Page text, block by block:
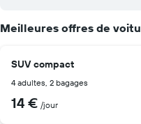
Meilleures offres de
SUV compact
4 adultes, 2 bagages
14 € /jour